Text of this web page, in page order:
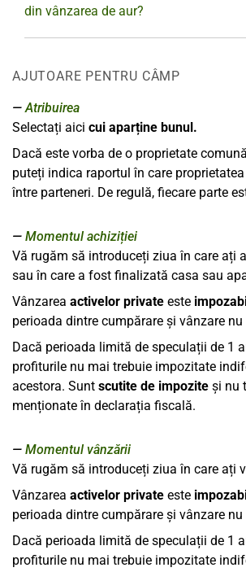
din vânzarea de aur?
AJUTOARE PENTRU CÂMP
Atribuirea
Selectați aici cui aparține bunul.
Dacă este vorba de o proprietate
puteți indica raportul în care
între parteneri. De regulă, fiecare parte
Momentul achiziției
Vă rugăm să introduceți ziua în care ați
sau în care a fost finalizată casa sau
Vânzarea activelor private este
perioada dintre cumpărare și vânzare
Dacă perioada limită de speculații de 1
profiturile nu mai trebuie impozitate
acestora. Sunt scutite de impozite și nu
menționate în declarația fiscală.
Momentul vânzării
Vă rugăm să introduceți ziua în care ați
Vânzarea activelor private este
perioada dintre cumpărare și vânzare
Dacă perioada limită de speculații de 1
profiturile nu mai trebuie impozitate